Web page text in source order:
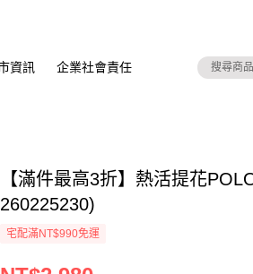
資訊 企業社會責任
【滿件最高3折】熱活提花
260225230)
宅配滿NT$990免運